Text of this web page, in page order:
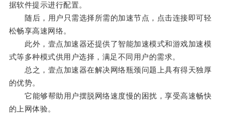
据软件提示进行配置。
随后，用户只需选择所需的加速节点，点击连接即可轻
松畅享高速网络。
此外，壹点加速器还提供了智能加速模式和游戏加速模
式等多种模式供用户选择，满足不同用户的需求。
总之，壹点加速器在解决网络瓶颈问题上具有得天独厚
的优势。
它能够帮助用户摆脱网络速度慢的困扰，享受高速畅快
的上网体验。